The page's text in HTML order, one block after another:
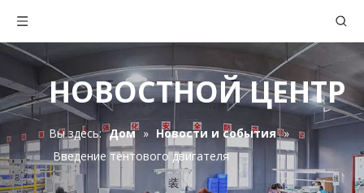
НОВОСТНОЙ ЦЕНТР
Вы здесь: Дом » Новости и события »
Введение тентового двигателя